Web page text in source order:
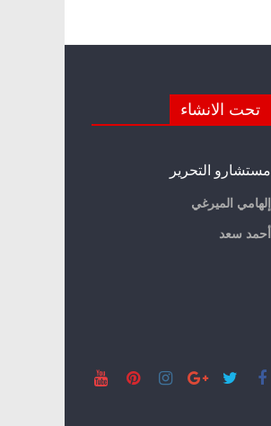
تحت الانشاء
مستشارو التحرير
إلهامي الميرغي
أحمد سعد